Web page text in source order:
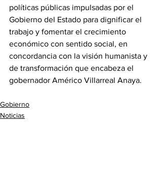
políticas públicas impulsadas por el
Gobierno del Estado para dignificar el
trabajo y fomentar el crecimiento
económico con sentido social, en
concordancia con la visión humanista y
de transformación que encabeza el
gobernador Américo Villarreal Anaya.
Gobierno
Noticias